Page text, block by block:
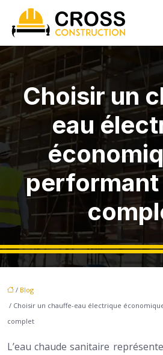
Choisir un
eau
/ Blog
/ Choisir un chauffe-eau électrique
complet
L’eau chaude sanitaire